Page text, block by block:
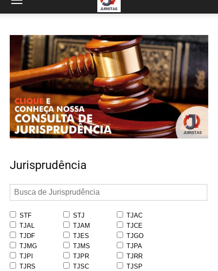
Jurisprudência
STF STJ
TJAC
TJAL
TJAM
TJCE
TJDF
TJES
TJGO
TJMG
TJMS
TJPA
TJPI
TJPR
TJRR
TJRS
TJSC
TJSP